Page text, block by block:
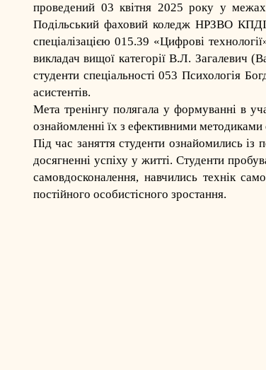
проведений 03 квітня 2025 року у межах
Подільський фаховий коледж НРЗВО КПДІ
спеціалізацією 015.39 «Цифрові
викладач вищої категорії В.Л. Загалевич (
студенти спеціальності 053 Психологія
асистентів.
Мета тренінгу полягала у формуванні в
ознайомленні їх з ефективними
Під час заняття студенти ознайомились із
досягненні успіху у житті. Студенти
самовдосконалення, навчились технік
постійного особистісного зростання.